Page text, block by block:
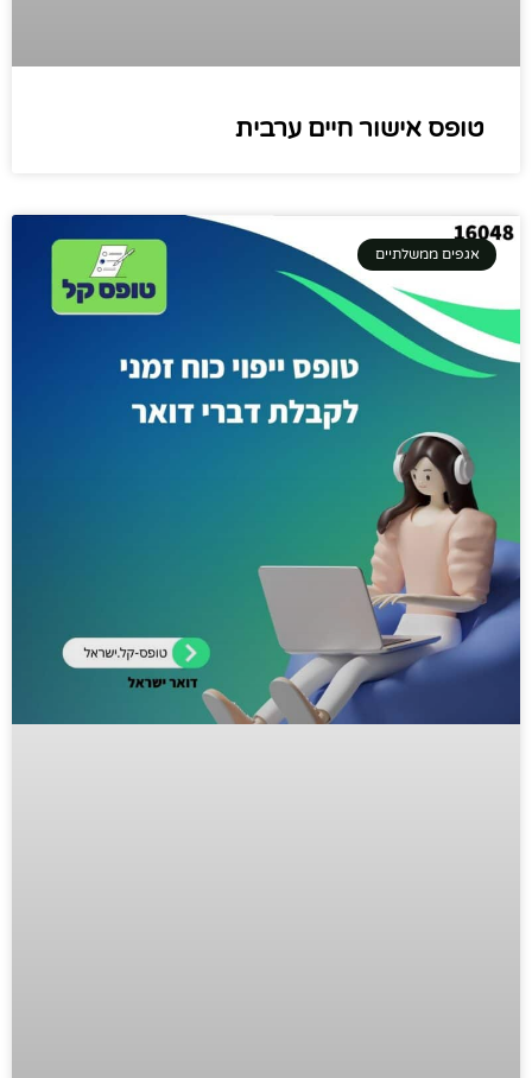
טופס אישור חיים ערבית
אגפים ממשלתיים